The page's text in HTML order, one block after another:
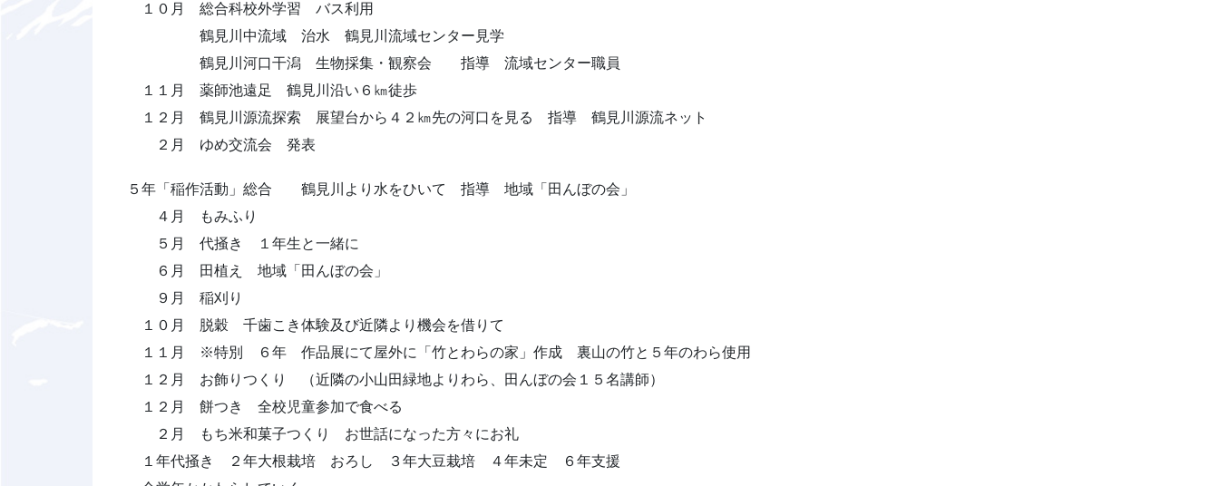
１０月 総合科校外学習 バス利用
鶴見川中流域 治水 鶴見川流域センター見学
鶴見川河口干潟 生物採集・観察会 指導 流域センター職員
１１月 薬師池遠足 鶴見川沿い６㎞徒歩
１２月 鶴見川源流探索 展望台から４２㎞先の河口を見る 指導 鶴見川源流ネット
２月 ゆめ交流会 発表
５年「稲作活動」総合 鶴見川より水をひいて 指導 地域「田んぼの会」
４月 もみふり
５月 代掻き １年生と一緒に
６月 田植え 地域「田んぼの会」
９月 稲刈り
１０月 脱穀 千歯こき体験及び近隣より機会を借りて
１１月 ※特別 ６年 作品展にて屋外に「竹とわらの家」作成 裏山の竹と５年のわら使用
１２月 お飾りつくり （近隣の小山田緑地よりわら、田んぼの会１５名講師）
１２月 餅つき 全校児童参加で食べる
２月 もち米和菓子つくり お世話になった方々にお礼
１年代掻き ２年大根栽培 おろし ３年大豆栽培 ４年未定 ６年支援